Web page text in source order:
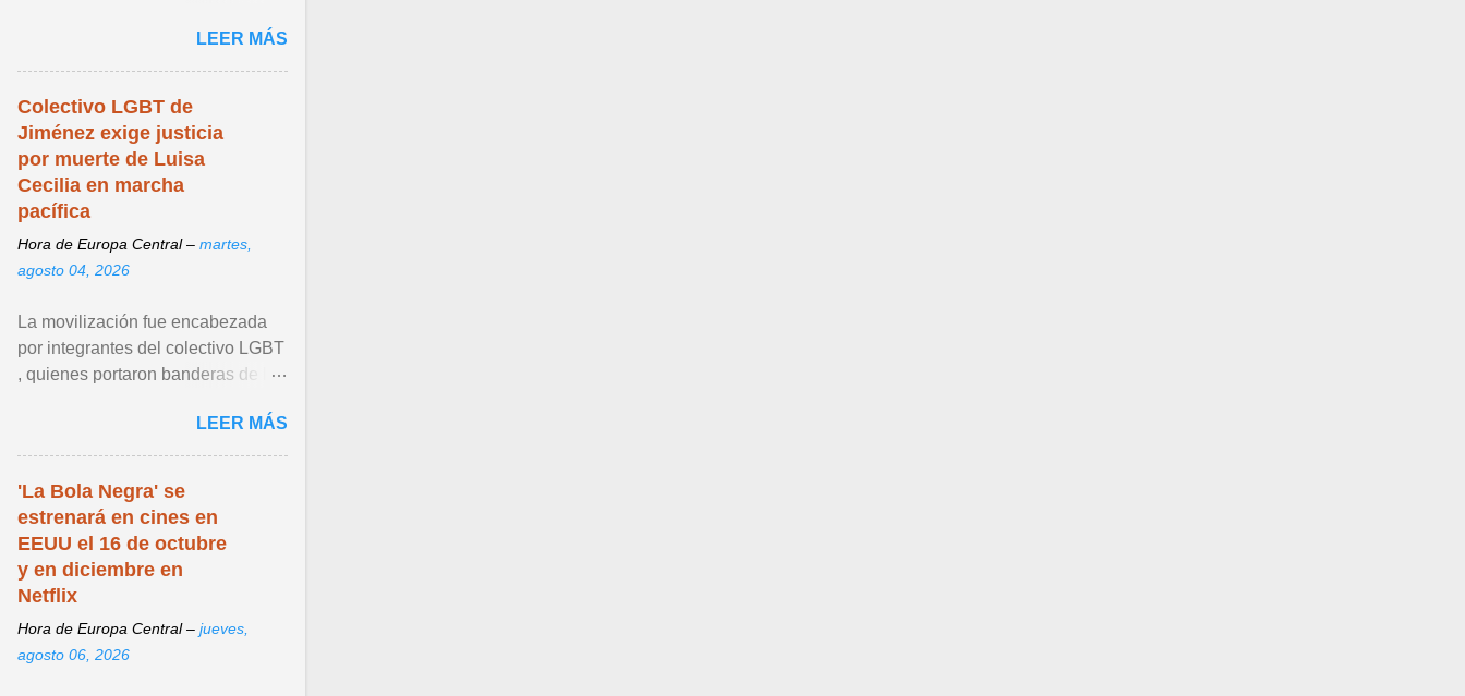
interpretaciones generó que sus ...
Ver articulo ...
LEER MÁS
Colectivo LGBT de
Jiménez exige justicia
por muerte de Luisa
Cecilia en marcha
pacífica
Hora de Europa Central – martes,
agosto 04, 2026
La movilización fue encabezada
por integrantes del colectivo LGBT
, quienes portaron banderas de la
mensajes en los que ... Ver articulo
...
LEER MÁS
'La Bola Negra' se
estrenará en cines en
EEUU el 16 de octubre
y en diciembre en
Netflix
Hora de Europa Central – jueves,
agosto 06, 2026